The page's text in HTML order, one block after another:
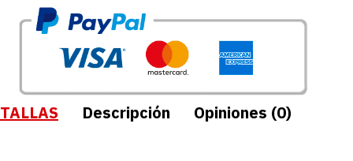
TALLAS Descripción Opiniones (0)